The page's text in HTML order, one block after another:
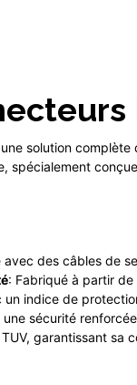
solution
spécialement
avec des câbles de
: Fabriqué à partir
un indice de
sécurité
garantissant sa